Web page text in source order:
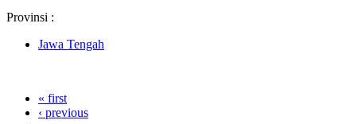
Provinsi :
Jawa Tengah
« first
‹ previous